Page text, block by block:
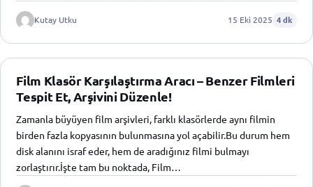
Kutay Utku 15 Eki 2025 4 dk
Film Klasör Karşılaştırma Aracı – Benzer Filmleri
Tespit Et, Arşivini Düzenle!
Zamanla büyüyen film arşivleri, farklı klasörlerde aynı filmin
birden fazla kopyasının bulunmasına yol açabilir.Bu durum hem
disk alanını israf eder, hem de aradığınız filmi bulmayı
zorlaştırır.İşte tam bu noktada, Film…